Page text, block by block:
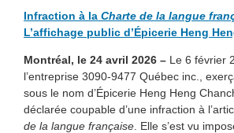
Infraction à la Charte de la langue
L’affichage public d’Épicerie Heng
Montréal, le 24 avril 2026 – Le 6 février
l’entreprise 3090-9477 Québec inc.,
sous le nom d’Épicerie Heng Heng
déclarée coupable d’une infraction à
de la langue française . Elle s’est vu